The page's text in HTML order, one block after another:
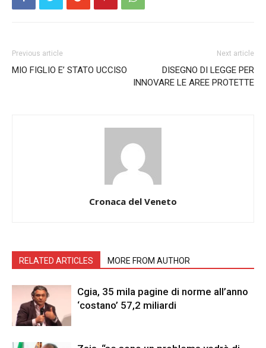
Previous article
MIO FIGLIO E’ STATO UCCISO
Next article
DISEGNO DI LEGGE PER
INNOVARE LE AREE PROTETTE
Cronaca del Veneto
RELATED ARTICLES MORE FROM AUTHOR
Cgia, 35 mila pagine di norme all’anno
‘costano’ 57,2 miliardi